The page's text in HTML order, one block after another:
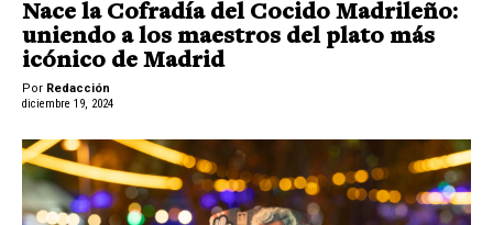
Nace la Cofradía del Cocido Madrileño:
uniendo a los maestros del plato más
icónico de Madrid
Por Redacción
diciembre 19, 2024